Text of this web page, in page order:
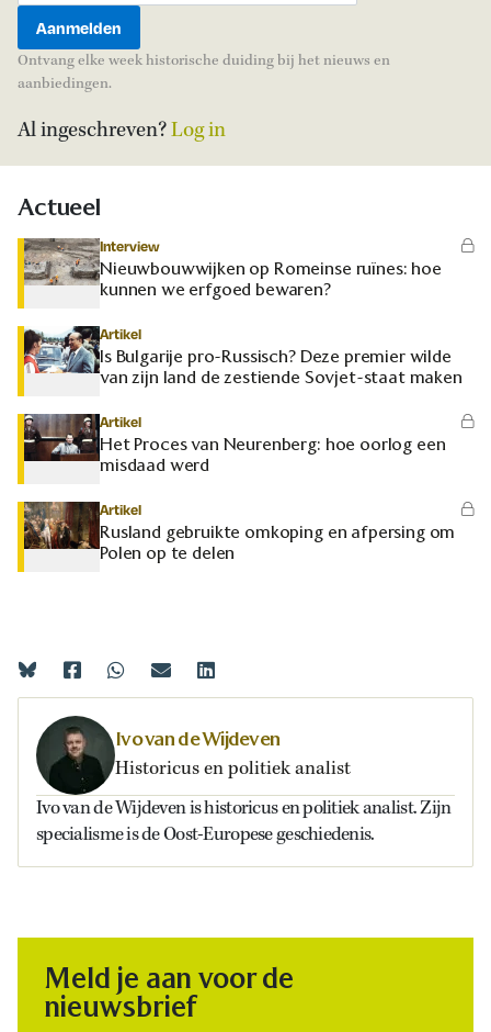
Ontvang elke week historische duiding bij het nieuws en
aanbiedingen.
Al ingeschreven?Log in
Actueel
Interview
Nieuwbouwwijken op Romeinse ruïnes: hoe
kunnen we erfgoed bewaren?
Artikel
Is Bulgarije pro-Russisch? Deze premier wilde
van zijn land de zestiende Sovjet-staat maken
Artikel
Het Proces van Neurenberg: hoe oorlog een
misdaad werd
Artikel
Rusland gebruikte omkoping en afpersing om
Polen op te delen
Ivo van de Wijdeven
Historicus en politiek analist
Ivo van de Wijdeven is historicus en politiek analist. Zijn
specialisme is de Oost-Europese geschiedenis.
Meld je aan voor de
nieuwsbrief